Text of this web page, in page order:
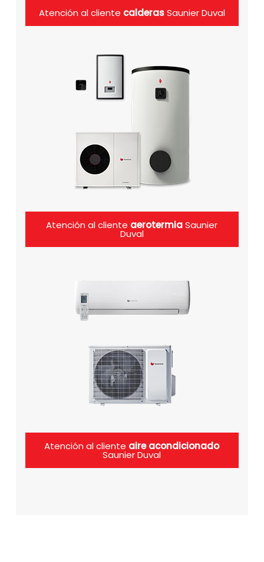
Atención al cliente calderasSaunier Duval
Atención al cliente aerotermiaSaunier
Duval
Atención al cliente aire acondicionado
Saunier Duval